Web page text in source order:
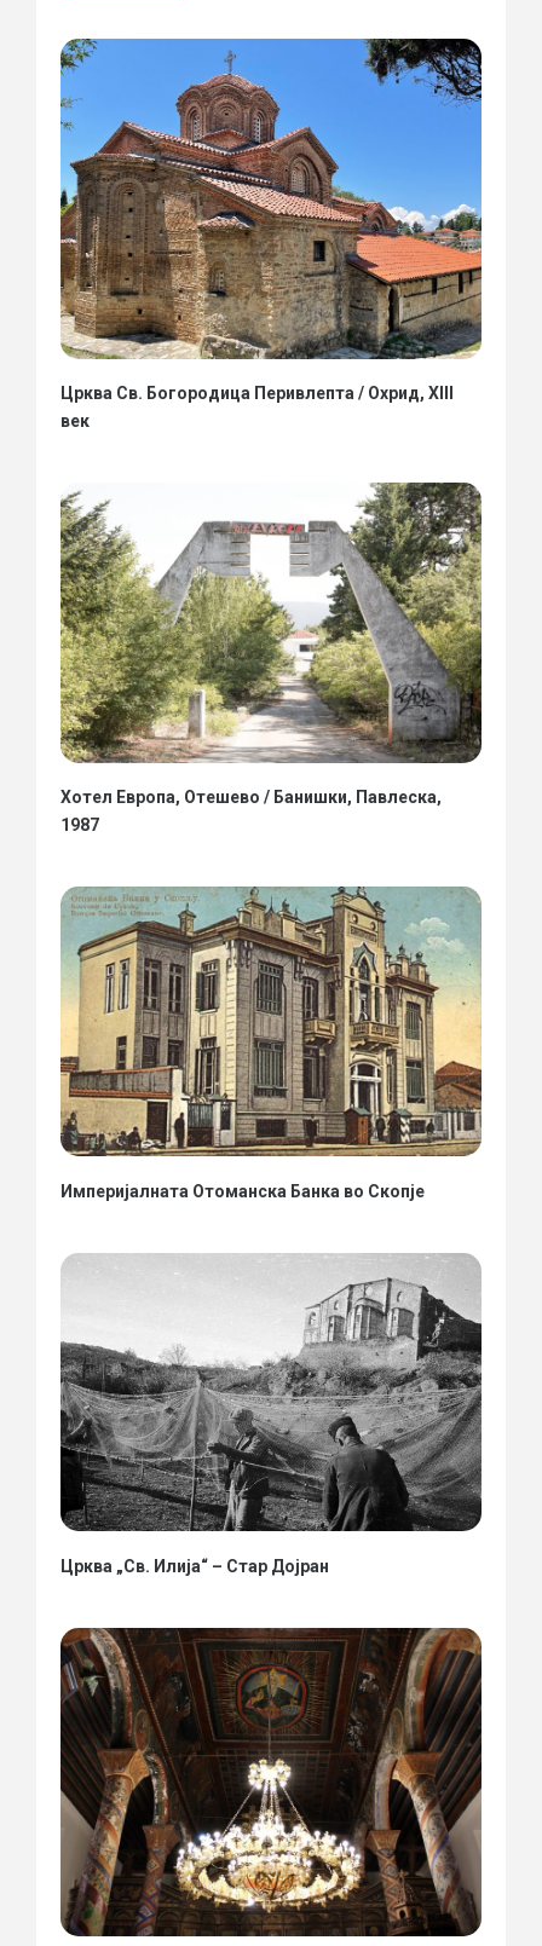
Црква Св. Богородица Перивлепта / Охрид, XIII
век
Хотел Европа, Отешево / Банишки, Павлеска,
1987
Империјалната Отоманска Банка во Скопје
Црква „Св. Илија“ – Стар Дојран